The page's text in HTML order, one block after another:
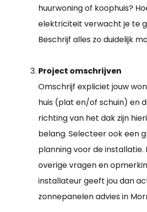
huurwoning of koophuis?
elektriciteit verwacht je te
Beschrijf alles zo duidelijk
Project omschrijven
Omschrijf expliciet jouw
huis (plat en/of schuin) en
richting van het dak zijn
belang. Selecteer ook een
planning voor de installatie.
overige vragen en
installateur geeft jou dan
zonnepanelen advies in